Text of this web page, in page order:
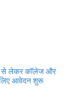
से लेकर कॉलेज और
लिए आवेदन शुरू